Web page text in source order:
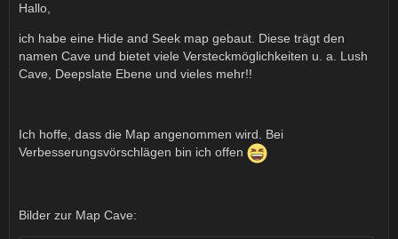
Hallo,
ich habe eine Hide and Seek map gebaut. Diese trägt den
namen Cave und bietet viele Versteckmöglichkeiten u. a. Lush
Cave, Deepslate Ebene und vieles mehr!!
Ich hoffe, dass die Map angenommen wird. Bei
Verbesserungsvörschlägen bin ich offen
Bilder zur Map Cave: